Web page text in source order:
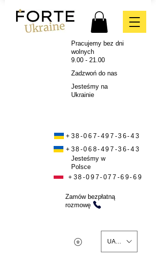
Pracujemy bez dni
wolnych
9.00 - 21.00
Zadzwoń do nas
Jesteśmy na
Ukrainie
+38-067-497-36-43
+38-068-497-36-43
Jesteśmy w
Polsce
+38-097-077-69-69
Zamów bezpłatną
rozmowę
UAH (₴)